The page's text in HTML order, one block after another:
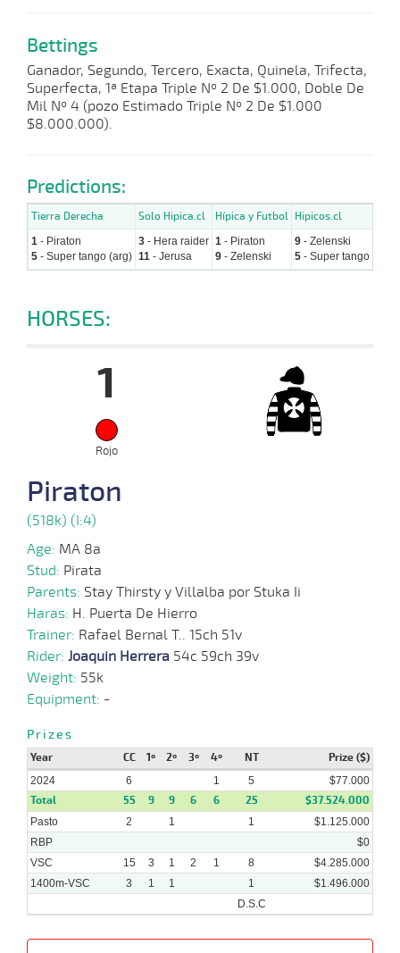
Bettings
Ganador, Segundo, Tercero, Exacta, Quinela, Trifecta,
Superfecta, 1ª Etapa Triple Nº 2 De $1.000, Doble De
Mil Nº 4 (pozo Estimado Triple Nº 2 De $1.000
$8.000.000).
Predictions:
Tierra Derecha Solo Hipica.cl Hípica y Futbol Hipicos.cl
1 - Piraton
5 - Super tango (arg)
3 - Hera raider
11 - Jerusa
1 - Piraton
9 - Zelenski
9 - Zelenski
5 - Super tango (arg)
HORSES:
1
Rojo
Piraton
(518k) (I:4)
Age: MA 8a
Stud: Pirata
Parents: Stay Thirsty y Villalba por Stuka Ii
Haras: H. Puerta De Hierro
Trainer: Rafael Bernal T.. 15ch 51v
Rider: Joaquin Herrera 54c 59ch 39v
Weight: 55k
Equipment: -
Prizes
Year CC 1º 2º 3º 4º NT Prize ($)
2024 6 1 5 $77.000
Total 55 9 9 6 6 25 $37.524.000
Pasto 2 1 1
$1.125.000
RBP
$0
VSC
15 3 1 2 1 8
$4.285.000
1400m-VSC
3 1 1 1
$1.496.000
D.S.C